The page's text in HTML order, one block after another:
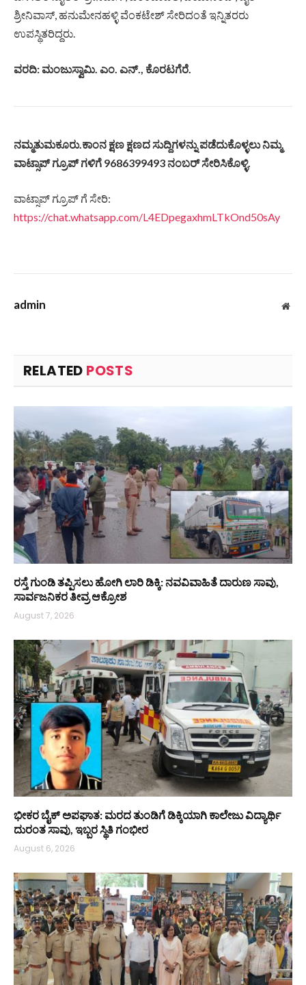
ಶ್ರೀನಿವಾಸ್, ಹನುಮೇನಹಳ್ಳಿ ವೆಂಕಟೇಶ್ ಸೇರಿದಂತೆ ಇನ್ನಿತರರು
ಉಪಸ್ಥಿತರಿದ್ದರು.
ವರದಿ: ಮಂಜುಸ್ವಾಮಿ. ಎಂ. ಎನ್., ಕೊರಟಗೆರೆ.
ನಮ್ಮತುಮಕೂರು.ಕಾಂನ ಕ್ಷಣ ಕ್ಷಣದ ಸುದ್ದಿಗಳನ್ನು ಪಡೆದುಕೊಳ್ಳಲು ನಿಮ್ಮ
ವಾಟ್ಸಾಪ್ ಗ್ರೂಪ್ ಗಳಿಗೆ 9686399493 ನಂಬರ್ ಸೇರಿಸಿಕೊಳ್ಳಿ.
ವಾಟ್ಸಾಪ್ ಗ್ರೂಪ್ ಗೆ ಸೇರಿ:
https://chat.whatsapp.com/L4EDpegaxhmLTkOnd50sAy
admin
RELATED POSTS
ರಸ್ತೆ ಗುಂಡಿ ತಪ್ಪಿಸಲು ಹೋಗಿ ಲಾರಿ ಡಿಕ್ಕಿ: ನವವಿವಾಹಿತೆ ದಾರುಣ ಸಾವು,
ಸಾರ್ವಜನಿಕರ ತೀವ್ರ ಆಕ್ರೋಶ
August 7, 2026
ಭೀಕರ ಬೈಕ್ ಅಪಘಾತ: ಮರದ ತುಂಡಿಗೆ ಡಿಕ್ಕಿಯಾಗಿ ಕಾಲೇಜು ವಿದ್ಯಾರ್ಥಿ
ದುರಂತ ಸಾವು, ಇಬ್ಬರ ಸ್ಥಿತಿ ಗಂಭೀರ
August 6, 2026